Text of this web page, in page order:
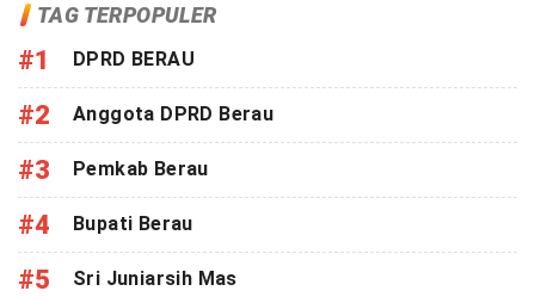
TAG TERPOPULER
#1 DPRD BERAU
#2 Anggota DPRD Berau
#3 Pemkab Berau
#4 Bupati Berau
#5 Sri Juniarsih Mas